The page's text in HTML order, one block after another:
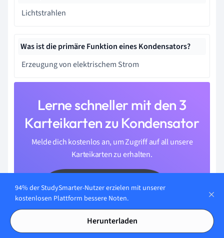
Lichtstrahlen
Was ist die primäre Funktion eines Kondensators?
Erzeugung von elektrischem Strom
Lerne schneller mit den 3
Karteikarten zu Kondensator
Melde dich kostenlos an, um Zugriff auf all unsere
Karteikarten zu erhalten.
94% der StudySmarter-Nutzer erzielen mit unserer
kostenlosen Plattform bessere Noten.
Herunterladen